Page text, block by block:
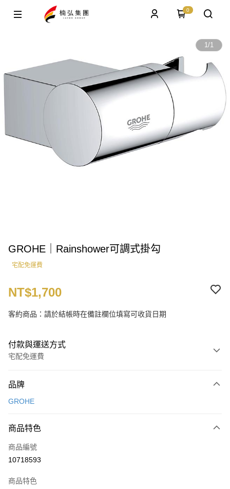
0
1/1
GROHE｜Rainshower可調式掛勾
宅配免運費
NT$1,700
客約商品：請於結帳時在備註欄位填寫可收貨日期
付款與運送方式
宅配免運費
信用卡一次付款
運送方式
宅配
全館免運
品牌
GROHE
商品特色
商品編號
10718593
商品特色